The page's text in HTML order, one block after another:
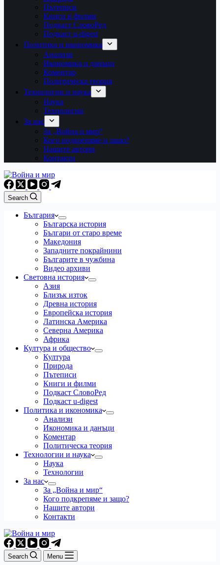
Пътеписи
Книги и филми
Подкаст СловоРед
Подкаст u-digest
Политика и икономика
Анализи
Икономика и данъци
Коментар
Политическа теория
Технологии и наука
Наука
Технологии
За нас
За „Война и мир“
Кого подкрепяме и защо?
Нашите автори
Контакти
Search
България
Българска история
Българи от старо време
Македония
Западните покрайнини
Българите в чужбина
Видео архиви
Световна история
Азия
Близък изток
Древна история
Европейска история
Латинска Америка
Северна Америка
Африка
Култура и общество
Култура
Природа
Пътеписи
Книги и филми
Подкаст СловоРед
Подкаст u-digest
Политика и икономика
Анализи
Икономика и данъци
Коментар
Политическа теория
Технологии и наука
Наука
Технологии
За нас
За „Война и мир“
Кого подкрепяме и защо?
Нашите автори
Контакти
Search Menu